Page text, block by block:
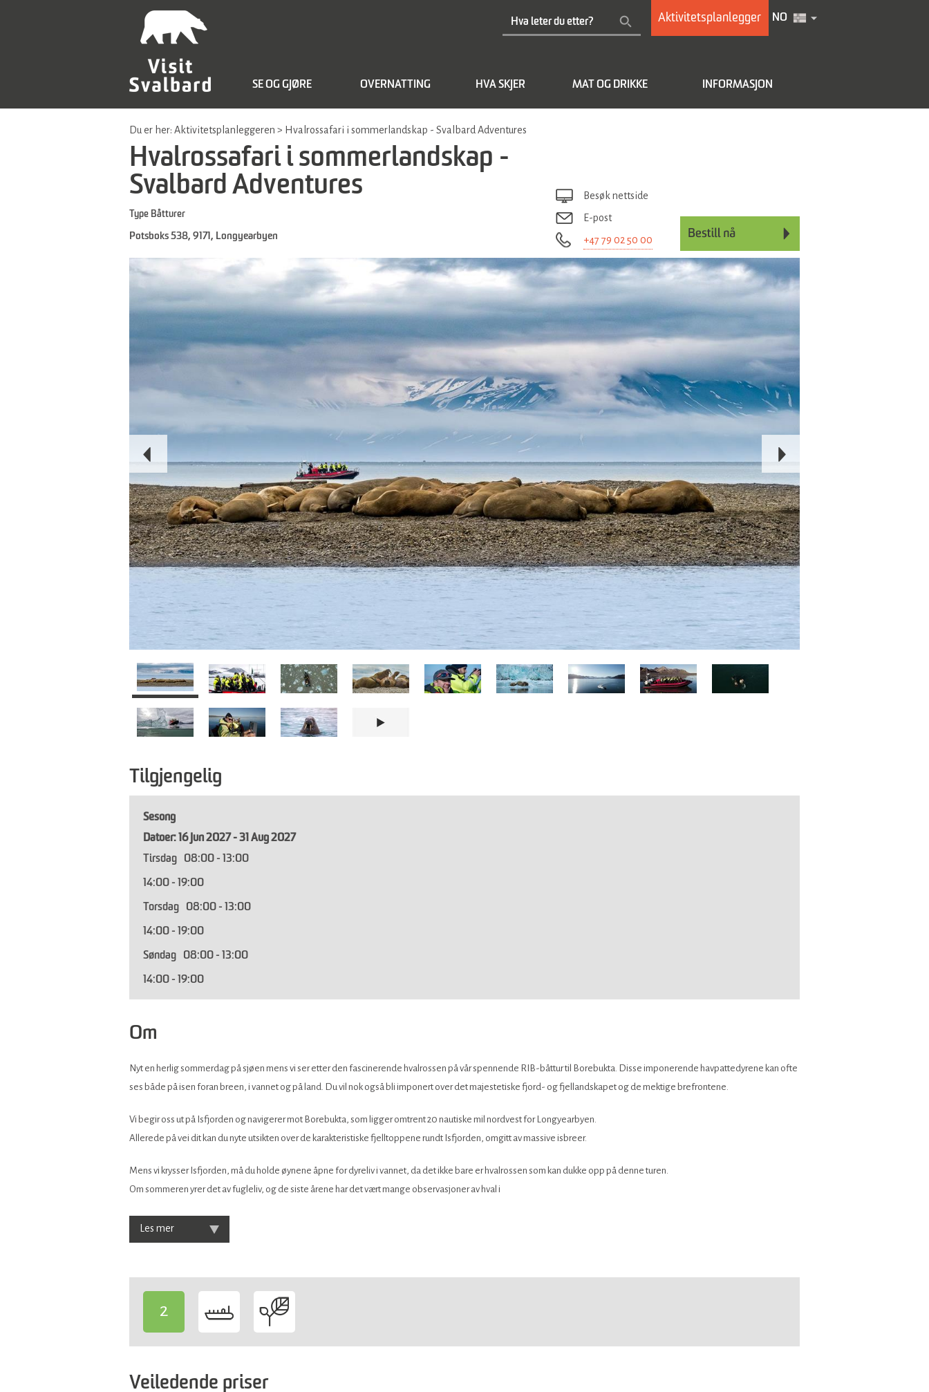
Aktivitetsplanlegger NO
SE OG GJØRE OVERNATTING HVA SKJER MAT OG DRIKKE INFORMASJON
Du er her: Aktivitetsplanleggeren > Hvalrossafari i sommerlandskap - Svalbard Adventures
Hvalrossafari i sommerlandskap -
Svalbard Adventures
Type Båtturer
Potsboks 538, 9171 , Longyearbyen
Besøk nettside
E-post
+47 79 02 50 00
Tilgjengelig
Sesong
16 Jun 2027 - 31 Aug 2027
Tirsdag
08:00 - 13:00
14:00 - 19:00
Torsdag 08:00 - 13:00
14:00 - 19:00
Søndag 08:00 - 13:00
14:00 - 19:00
Om
Nyt en herlig sommerdag på sjøen mens vi ser etter den fascinerende hvalrossen på vår spennende RIB-båttur til Borebukta. Disse imponerende havpattedyrene kan ofte
ses både på isen foran breen, i vannet og på land. Du vil nok også bli imponert over det majestetiske fjord- og fjellandskapet og de mektige brefrontene.
Vi begir oss ut på Isfjorden og navigerer mot Borebukta, som ligger omtrent 20 nautiske mil nordvest for Longyearbyen.
Allerede på vei dit kan du nyte utsikten over de karakteristiske fjelltoppene rundt Isfjorden, omgitt av massive isbreer.
Mens vi krysser Isfjorden, må du holde øynene åpne for dyreliv i vannet, da det ikke bare er hvalrossen som kan dukke opp på denne turen.
Om sommeren yrer det av fugleliv, og de siste årene har det vært mange observasjoner av hval i
Les mer
2
Veiledende priser